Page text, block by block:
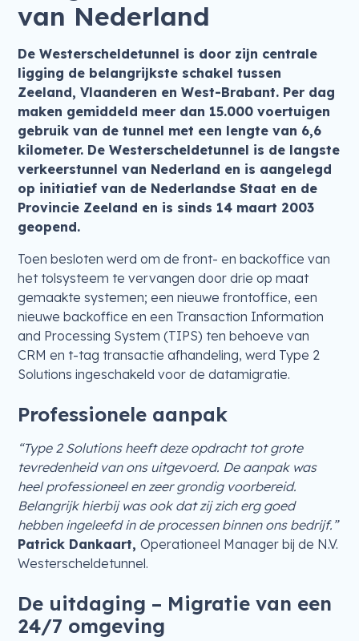
van Nederland
De Westerscheldetunnel is door zijn centrale
ligging de belangrijkste schakel tussen
Zeeland, Vlaanderen en West-Brabant. Per dag
maken gemiddeld meer dan 15.000 voertuigen
gebruik van de tunnel met een lengte van 6,6
kilometer. De Westerscheldetunnel is de langste
verkeerstunnel van Nederland en is aangelegd
op initiatief van de Nederlandse Staat en de
Provincie Zeeland en is sinds 14 maart 2003
geopend.
Toen besloten werd om de front- en backoffice van
het tolsysteem te vervangen door drie op maat
gemaakte systemen; een nieuwe frontoffice, een
nieuwe backoffice en een Transaction Information
and Processing System (TIPS) ten behoeve van
CRM en t-tag transactie afhandeling, werd Type 2
Solutions ingeschakeld voor de datamigratie.
Professionele aanpak
“Type 2 Solutions heeft deze opdracht tot grote
tevredenheid van ons uitgevoerd. De aanpak was
heel professioneel en zeer grondig voorbereid.
Belangrijk hierbij was ook dat zij zich erg goed
hebben ingeleefd in de processen binnen ons bedrijf.”
Patrick Dankaart,Operationeel Manager bij de N.V.
Westerscheldetunnel.
De uitdaging – Migratie van een
24/7 omgeving